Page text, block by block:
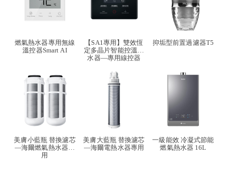
燃氣熱水器專用無線
溫控器Smart AI
【SA1專用】雙效恆
定多晶片智能控溫熱
水器—專用線控器
抑垢型前置過濾器T5
美膚小藍瓶 替換濾芯
—海爾燃氣熱水器專
用
美膚大藍瓶 替換濾芯
—海爾電熱水器專用
一級能效 冷凝式節能
燃氣熱水器 16L